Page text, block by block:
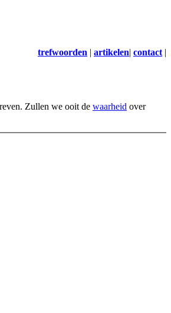
trefwoorden | artikelen| contact |
Zullen we ooit de waarheid over